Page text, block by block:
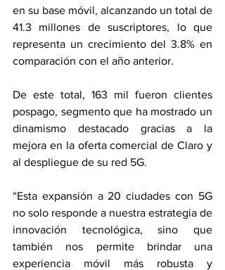
en su base móvil, alcanzando un total de
41.3 millones de suscriptores, lo que
representa un crecimiento del 3.8% en
comparación con el año anterior.
De este total, 163 mil fueron clientes
pospago, segmento que ha mostrado un
dinamismo destacado gracias a la
mejora en la oferta comercial de Claro y
al despliegue de su red 5G.
“Esta expansión a 20 ciudades con 5G
no solo responde a nuestra estrategia de
innovación tecnológica, sino que
también nos permite brindar una
experiencia móvil más robusta y